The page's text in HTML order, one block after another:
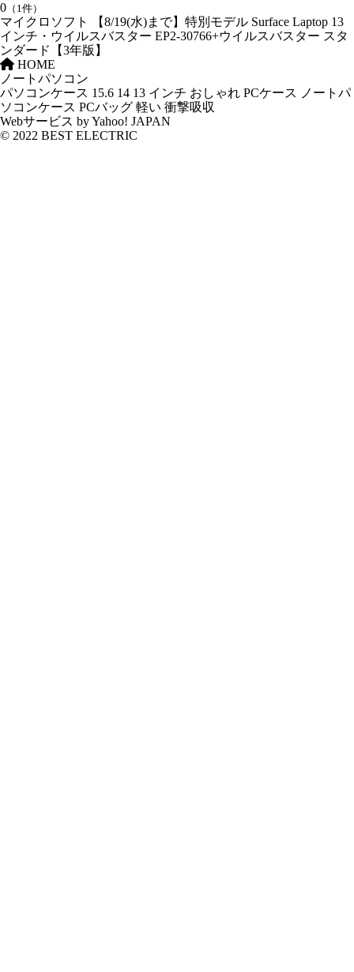
0 （1件）
マイクロソフト 【8/19(水)まで】特別モデル Surface Laptop 13
インチ・ウイルスバスター EP2-30766+ウイルスバスター スタ
ンダード【3年版】
HOME
ノートパソコン
パソコンケース 15.6 14 13 インチ おしゃれ PCケース ノートパ
ソコンケース PCバッグ 軽い 衝撃吸収
Webサービス by Yahoo! JAPAN
© 2022 BEST ELECTRIC